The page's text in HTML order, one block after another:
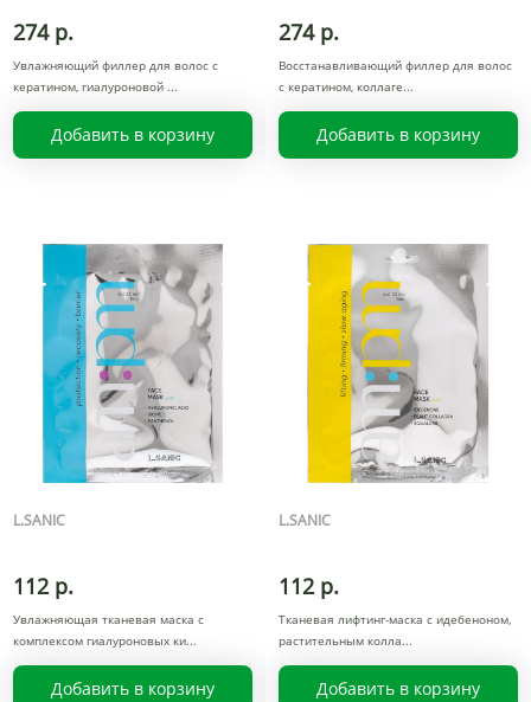
274 р.
Увлажняющий филлер для волос с
кератином, гиалуроновой
Добавить в корзину
274 р.
Восстанавливающий филлер для волос
с кератином, коллаге
Добавить в корзину
L.SANIC
112 р.
Увлажняющая тканевая маска с
комплексом гиалуроновых ки
Добавить в корзину
L.SANIC
112 р.
Тканевая лифтинг-маска с идебеноном,
растительным колла
Добавить в корзину